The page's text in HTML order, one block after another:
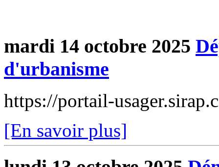
mardi 14 octobre 2025
d'urbanisme
https://portail-
[En savoir plus]